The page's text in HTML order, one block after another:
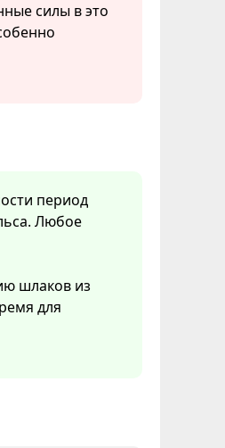
силы в это
период
Любое
шлаков из
для